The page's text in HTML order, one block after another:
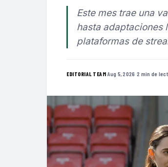
Este mes trae una
hasta adaptaciones
plataformas de
EDITORIAL TEAM·Aug 5, 2026 ·2 min de